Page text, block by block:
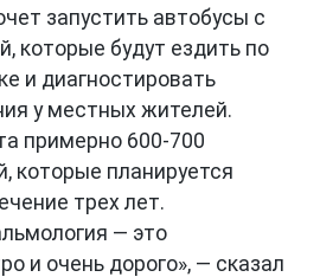
запустить автобусы с
которые будут ездить по
и диагностировать
у местных жителей.
примерно 600-700
которые планируется
трех лет.
— это
и очень дорого», — сказал